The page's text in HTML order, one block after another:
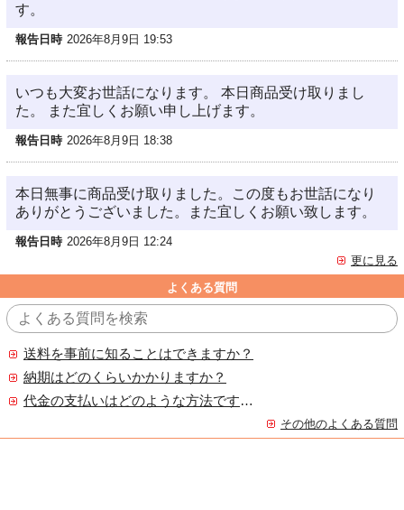
す。
報告日時 2026年8月9日 19:53
いつも大変お世話になります。 本日商品受け取りまし
た。 また宜しくお願い申し上げます。
報告日時 2026年8月9日 18:38
本日無事に商品受け取りました。この度もお世話になり
ありがとうございました。また宜しくお願い致します。
報告日時 2026年8月9日 12:24
更に見る
よくある質問
送料を事前に知ることはできますか？
納期はどのくらいかかりますか？
代金の支払いはどのような方法ですか？
その他のよくある質問